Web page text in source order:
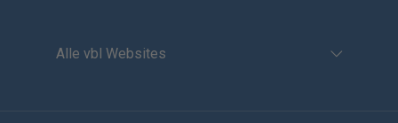
Alle vbl Websites